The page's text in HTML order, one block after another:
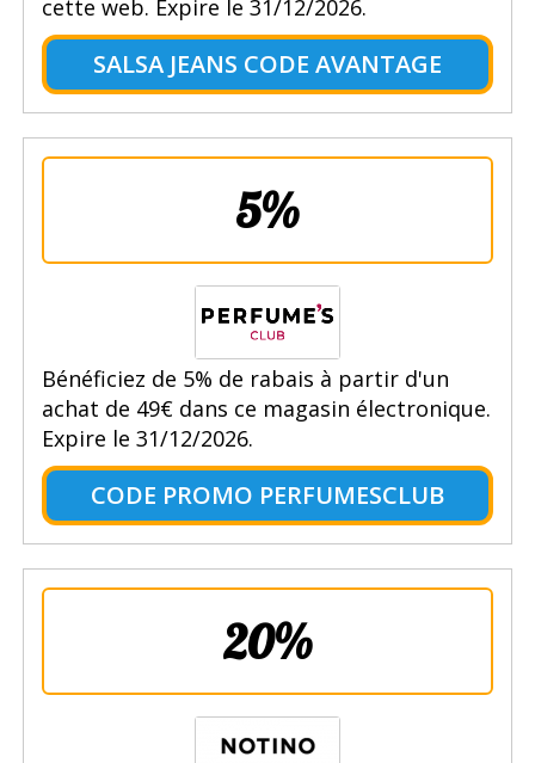
cette web. Expire le 31/12/2026.
SALSA JEANS CODE AVANTAGE
5%
Bénéficiez de 5% de rabais à partir d'un
achat de 49€ dans ce magasin électronique.
Expire le 31/12/2026.
CODE PROMO PERFUMESCLUB
20%